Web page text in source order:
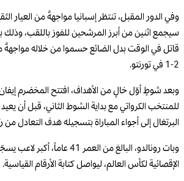
وفي الدور المقبل، تنتظر إسبانيا مواجهةً من العيار
سيجمع اثنين من أبرز المرشحين للفوز باللقب، وذلك
قاتل في الوقت بدل الضائع حسموا من خلاله مواجهةً
2-1 في تورنتو.
وبعد شوطٍ أوّل خالٍ من الأهداف، افتتح المخضرم
للمنتخب الكرواتي مع بداية الشوط الثاني، قبل أن
البرتغال إلى أجواء المباراة بتسجيله هدف التعادل من
وبات رونالدو، البالغ من العمر 41
الإقصائية لكأس العالم، ليواصل كتابة الأرقام القياسية.